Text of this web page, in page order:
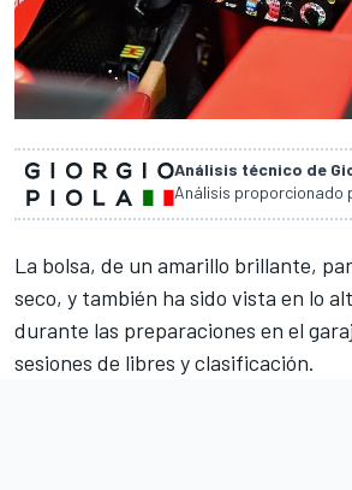
Análisis técnico de
Análisis proporcionado
La bolsa, de un amarillo brillante,
seco, y también ha sido vista en lo
durante las preparaciones en el
sesiones de libres y clasificación.